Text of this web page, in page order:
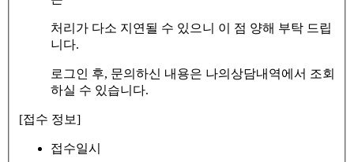
처리가 다소 지연될 수 있으니 이 점 양해 부탁 드립
니다.
로그인 후, 문의하신 내용은 나의상담내역에서 조회
하실 수 있습니다.
[접수 정보]
접수일시